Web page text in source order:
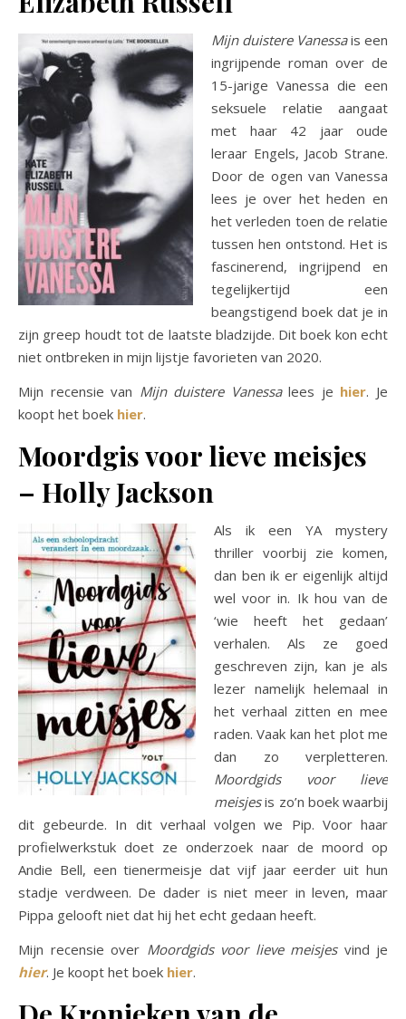
Mijn duistere Vanessais een
ingrijpende roman over de
15-jarige Vanessa die een
seksuele relatie aangaat
met haar 42 jaar oude
leraar Engels, Jacob Strane.
Door de ogen van Vanessa
lees je over het heden en
het verleden toen de relatie
tussen hen ontstond. Het is
fascinerend, ingrijpend en
tegelijkertijd een
beangstigend boek dat je in
zijn greep houdt tot de laatste bladzijde. Dit boek kon echt
niet ontbreken in mijn lijstje favorieten van 2020.
Mijn recensie van Mijn duistere Vanessalees je hier. Je
koopt het boek hier.
Moordgis voor lieve meisjes
– Holly Jackson
Als ik een YA mystery
thriller voorbij zie komen,
dan ben ik er eigenlijk altijd
wel voor in. Ik hou van de
‘wie heeft het gedaan’
verhalen. Als ze goed
geschreven zijn, kan je als
lezer namelijk helemaal in
het verhaal zitten en mee
raden. Vaak kan het plot me
dan zo verpletteren.
Moordgids voor lieve
meisjesis zo’n boek waarbij
dit gebeurde. In dit verhaal volgen we Pip. Voor haar
profielwerkstuk doet ze onderzoek naar de moord op
Andie Bell, een tienermeisje dat vijf jaar eerder uit hun
stadje verdween. De dader is niet meer in leven, maar
Pippa gelooft niet dat hij het echt gedaan heeft.
Mijn recensie over Moordgids voor lieve meisjesvind je
hier. Je koopt het boek hier.